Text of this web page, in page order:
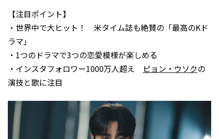
【注目ポイント】
・世界中で大ヒット！ 米タイム誌も絶賛の「最高のKド
ラマ」
・1つのドラマで3つの恋愛模様が楽しめる
・インスタフォロワー1000万人超え
ピョン・ウソクの
演技と歌に注目